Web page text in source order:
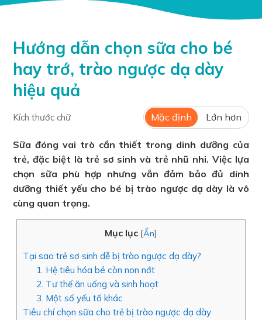
Hướng dẫn chọn sữa cho bé
hay trớ, trào ngược dạ dày
hiệu quả
Kích thước chữ Mặc định Lớn hơn
Sữa đóng vai trò cần thiết trong dinh dưỡng của
trẻ, đặc biệt là trẻ sơ sinh và trẻ nhũ nhi. Việc lựa
chọn sữa phù hợp nhưng vẫn đảm bảo đủ dinh
dưỡng thiết yếu cho bé bị trào ngược dạ dày là vô
cùng quan trọng.
Mục lục [Ẩn]
Tại sao trẻ sơ sinh dễ bị trào ngược dạ dày?
1. Hệ tiêu hóa bé còn non nớt
2. Tư thế ăn uống và sinh hoạt
3. Một số yếu tố khác
Tiêu chí chọn sữa cho trẻ bị trào ngược dạ dày